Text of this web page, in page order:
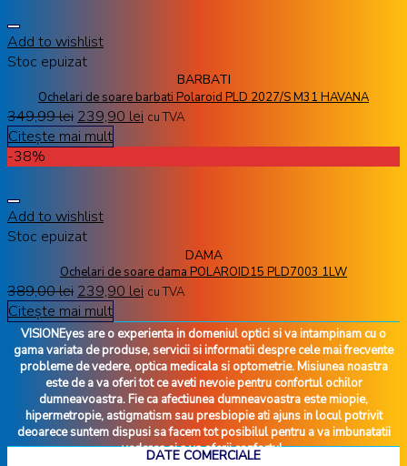
Add to wishlist
Stoc epuizat
BARBATI
Ochelari de soare barbati Polaroid PLD 2027/S M31 HAVANA
349,99lei 239,90 lei cu TVA
Citește mai mult
-38%
Add to wishlist
Stoc epuizat
DAMA
Ochelari de soare dama POLAROID15 PLD7003 1LW
389,00lei 239,90 lei cu TVA
Citește mai mult
VISIONEyes are o experienta in domeniul optici si va intampinam cu o
gama variata de produse, servicii si informatii despre cele mai frecvente
probleme de vedere, optica medicala si optometrie. Misiunea noastra
este de a va oferi tot ce aveti nevoie pentru confortul ochilor
dumneavoastra. Fie ca afectiunea dumneavoastra este miopie,
hipermetropie, astigmatism sau presbiopie ati ajuns in locul potrivit
deoarece suntem dispusi sa facem tot posibilul pentru a va imbunatatii
vederea si a va oferii confortul.
DATE COMERCIALE